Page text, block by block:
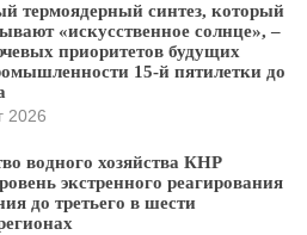
термоядерный синтез, который
«искусственное солнце», –
приоритетов будущих
15-й пятилетки до
2026
водного хозяйства КНР
экстренного реагирования
до третьего в шести